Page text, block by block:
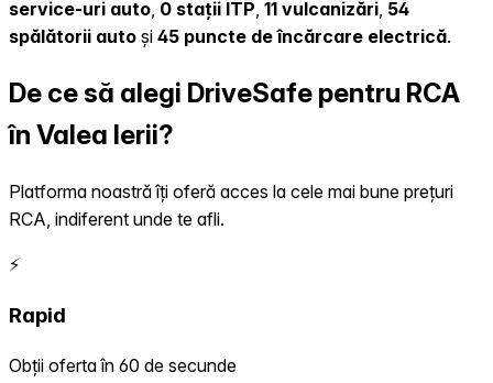
service-uri auto, 0 stații ITP, 11 vulcanizări, 54
spălătorii auto și 45 puncte de încărcare electrică.
De ce să alegi DriveSafe pentru RCA
în Valea Ierii?
Platforma noastră îți oferă acces la cele mai bune prețuri
RCA, indiferent unde te afli.
⚡
Rapid
Obții oferta în 60 de secunde